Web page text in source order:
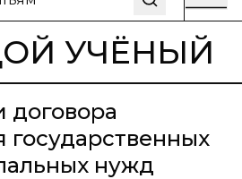
УЧЁНЫЙ
договора
государственных
нужд